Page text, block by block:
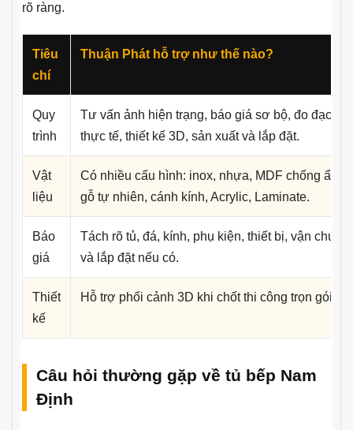
rõ ràng.
Tiêu
chí
Thuận Phát hỗ trợ như thế nào?
Quy
trình
Tư vấn ảnh hiện trạng, báo giá sơ bộ, đo đạc
thực tế, thiết kế 3D, sản xuất và lắp đặt.
Vật
liệu
Có nhiều cấu hình: inox, nhựa, MDF chống ẩm,
gỗ tự nhiên, cánh kính, Acrylic, Laminate.
Báo
giá
Tách rõ tủ, đá, kính, phụ kiện, thiết bị, vận
và lắp đặt nếu có.
Thiết
kế
Hỗ trợ phối cảnh 3D khi chốt thi công trọn gói.
Câu hỏi thường gặp về tủ bếp Nam
Định